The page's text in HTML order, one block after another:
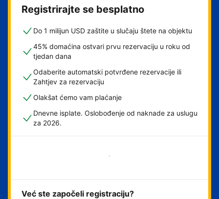
Registrirajte se besplatno
Do 1 milijun USD zaštite u slučaju štete na objektu
45% domaćina ostvari prvu rezervaciju u roku od
tjedan dana
Odaberite automatski potvrđene rezervacije ili
Zahtjev za rezervaciju
Olakšat ćemo vam plaćanje
Dnevne isplate. Oslobođenje od naknade za uslugu
za 2026.
Započni odmah
Već ste započeli registraciju?